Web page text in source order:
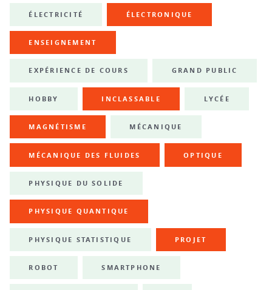
ÉLECTRICITÉ ÉLECTRONIQUE
ENSEIGNEMENT
EXPÉRIENCE DE COURS GRAND PUBLIC
HOBBY INCLASSABLE LYCÉE
MAGNÉTISME MÉCANIQUE
MÉCANIQUE DES FLUIDES OPTIQUE
PHYSIQUE DU SOLIDE
PHYSIQUE QUANTIQUE
PHYSIQUE STATISTIQUE PROJET
ROBOT SMARTPHONE